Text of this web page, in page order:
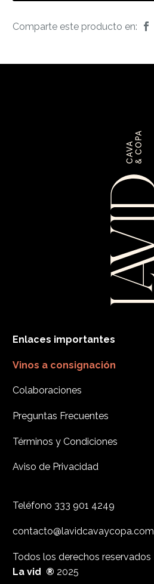
Comparte este producto en:
Enlaces importantes
Vinos a consignación
Colaboraciones
Preguntas Frecuentes
Términos y Condiciones
Aviso de Privacidad
Teléfono 333 901 4249
contacto@lavidcavaycopa.com
Todos los derechos reservados
La vid ® 2025